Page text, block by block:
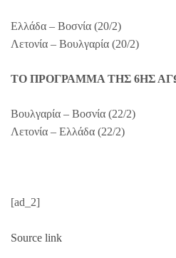
Ελλάδα – Βοσνία (20/2)
Λετονία – Βουλγαρία (20/2)
ΤΟ ΠΡΟΓΡΑΜΜΑ ΤΗΣ 6ΗΣ
Βουλγαρία – Βοσνία (22/2)
Λετονία – Ελλάδα (22/2)
[ad_2]
Source link